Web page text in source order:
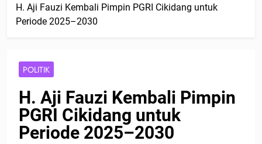
H. Aji Fauzi Kembali Pimpin PGRI Cikidang untuk
Periode 2025–2030
POLITIK
H. Aji Fauzi Kembali Pimpin
PGRI Cikidang untuk
Periode 2025–2030